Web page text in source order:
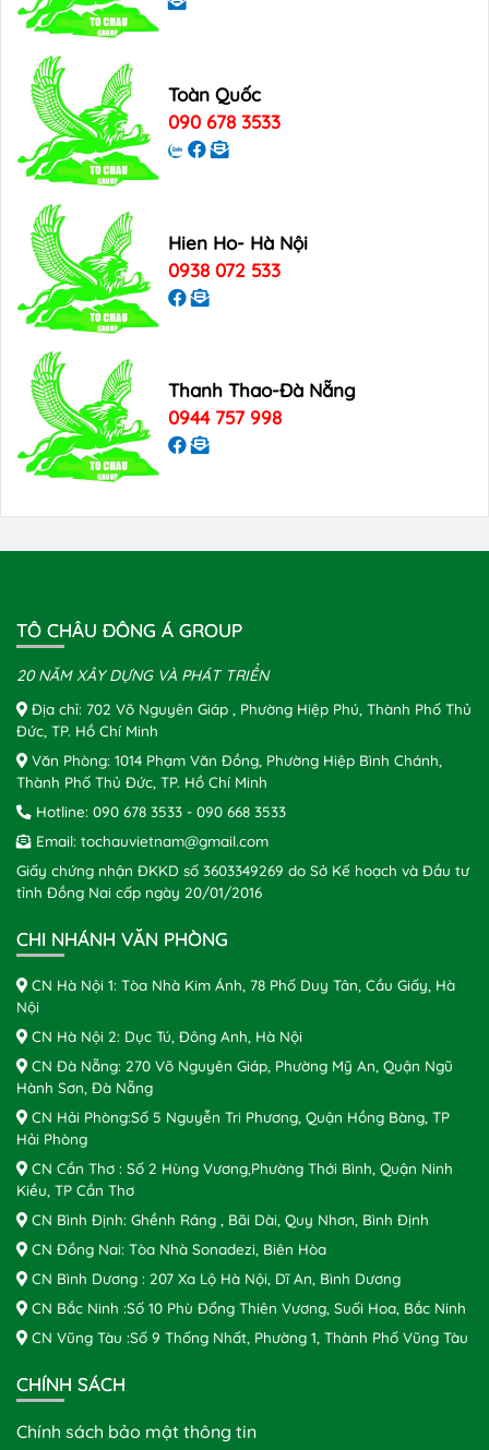
Toàn Quốc
090 678 3533
Hien Ho- Hà Nội
0938 072 533
Thanh Thao-Đà Nẵng
0944 757 998
TÔ CHÂU ĐÔNG Á GROUP
20 NĂM XÂY DỰNG VÀ PHÁT TRIỂN
Địa chỉ: 702 Võ Nguyên Giáp , Phường Hiệp Phú, Thành Phố Thủ
Đức, TP. Hồ Chí Minh
Văn Phòng: 1014 Phạm Văn Đồng, Phường Hiệp Bình Chánh,
Thành Phố Thủ Đức, TP. Hồ Chí Minh
Hotline: 090 678 3533 - 090 668 3533
Email: tochauvietnam@gmail.com
Giấy chứng nhận ĐKKD số 3603349269 do Sở Kế hoạch và Đầu tư
tỉnh Đồng Nai cấp ngày 20/01/2016
CHI NHÁNH VĂN PHÒNG
CN Hà Nội 1: Tòa Nhà Kim Ánh, 78 Phố Duy Tân, Cầu Giấy, Hà
Nội
CN Hà Nội 2: Dục Tú, Đông Anh, Hà Nội
CN Đà Nẵng: 270 Võ Nguyên Giáp, Phường Mỹ An, Quận Ngũ
Hành Sơn, Đà Nẵng
CN Hải Phòng:Số 5 Nguyễn Tri Phương, Quận Hồng Bàng, TP
Hải Phòng
CN Cần Thơ : Số 2 Hùng Vương,Phường Thới Bình, Quận Ninh
Kiều, TP Cần Thơ
CN Bình Định: Ghềnh Ráng , Bãi Dài, Quy Nhơn, Bình Định
CN Đồng Nai: Tòa Nhà Sonadezi, Biên Hòa
CN Bình Dương : 207 Xa Lộ Hà Nội, Dĩ An, Bình Dương
CN Bắc Ninh :Số 10 Phù Đổng Thiên Vương, Suối Hoa, Bắc Ninh
CN Vũng Tàu :Số 9 Thống Nhất, Phường 1, Thành Phố Vũng Tàu
CHÍNH SÁCH
Chính sách bảo mật thông tin